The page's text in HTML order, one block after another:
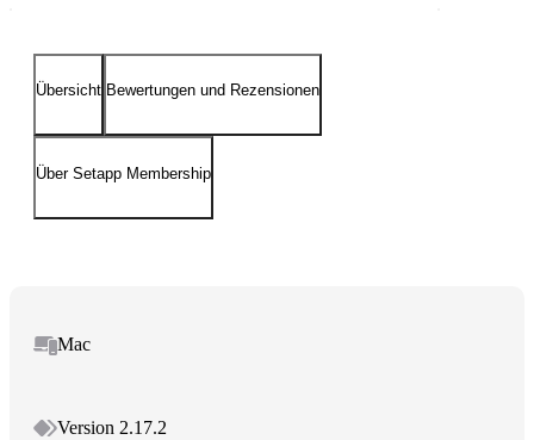
Übersicht Bewertungen und Rezensionen
Über Setapp Membership
Mac
Version 2.17.2